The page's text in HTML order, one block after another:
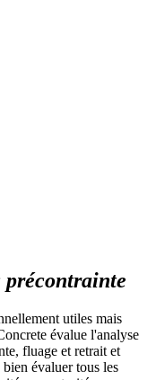
précontrainte
utiles mais
évalue l'analyse
fluage et retrait et
évaluer tous les